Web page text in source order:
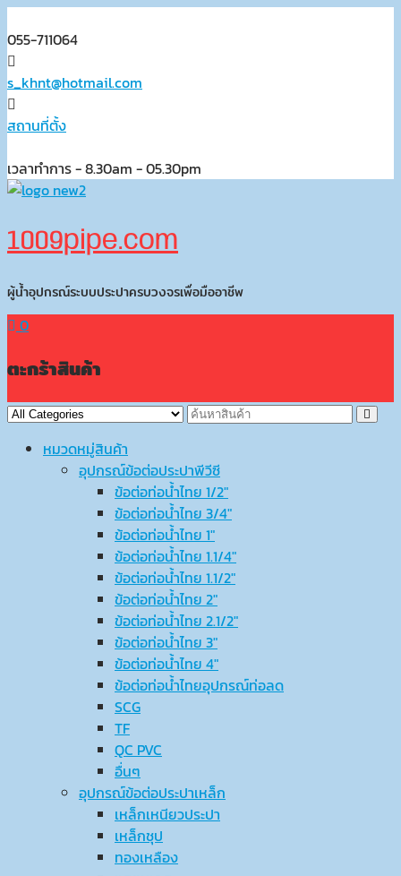
to
content
055-711064
s_khnt@hotmail.com
สถานที่ตั้ง
เวลาทำการ - 8.30am - 05.30pm
1009pipe.com
ผู้น้ำอุปกรณ์ระบบประปาครบวงจรเพื่อมืออาชีพ
0
ตะกร้าสินค้า
หมวดหมู่สินค้า
อุปกรณ์ข้อต่อประปาพีวีซี
ข้อต่อท่อน้ำไทย 1/2″
ข้อต่อท่อน้ำไทย 3/4″
ข้อต่อท่อน้ำไทย 1″
ข้อต่อท่อน้ำไทย 1.1/4″
ข้อต่อท่อน้ำไทย 1.1/2″
ข้อต่อท่อน้ำไทย 2″
ข้อต่อท่อน้ำไทย 2.1/2″
ข้อต่อท่อน้ำไทย 3″
ข้อต่อท่อน้ำไทย 4″
ข้อต่อท่อน้ำไทยอุปกรณ์ท่อลด
SCG
TF
QC PVC
อื่นๆ
อุปกรณ์ข้อต่อประปาเหล็ก
เหล็กเหนียวประปา
เหล็กชุป
ทองเหลือง